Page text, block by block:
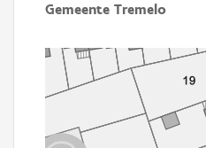
Gemeente Tremelo